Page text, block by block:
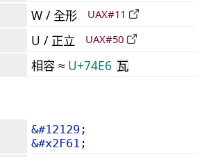
W / 全形 UAX#11
U / 正立 UAX#50
相容 ≈ U+74E6 瓦
&#12129;
&#x2F61;